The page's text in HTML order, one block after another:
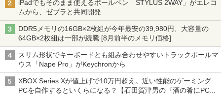
iPadでもそのまま使えるボールペン「STYLUS 2WAY」がエレコ
ムから、ゼブラと共同開発
DDR5メモリの16GB×2枚組が今年最安の39,980円、大容量の
64GB×2枚組は一部が続騰 [8月前半のメモリ価格]
スリム形状でキーボードとも組み合わせやすいトラックボールマ
ウス「Nape Pro」がKeychronから
XBOX Series Xが値上げで10万円超え。近い性能のゲーミング
PCを自作するといくらになる？【石田賀津男の『酒の肴にPCゲ